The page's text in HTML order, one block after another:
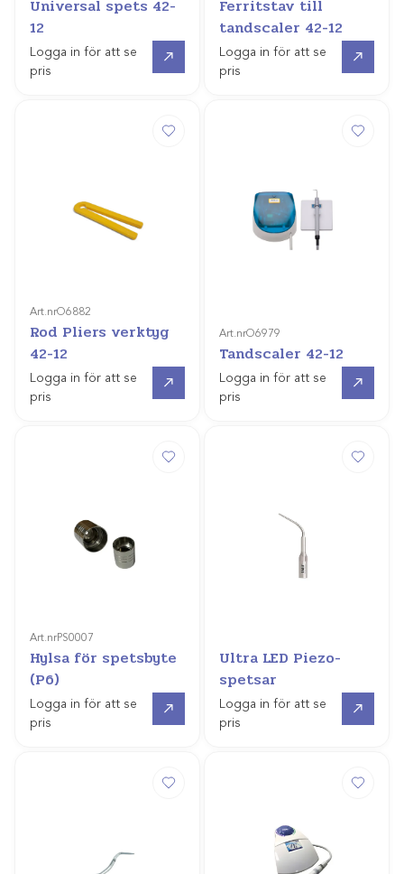
Universal spets 42-
12
Logga in för att se
pris
Ferritstav till
tandscaler 42-12
Logga in för att se
pris
Art.nrO6882
Rod Pliers verktyg
42-12
Logga in för att se
pris
Art.nrO6979
Tandscaler 42-12
Logga in för att se
pris
Art.nrPS0007
Hylsa för spetsbyte
(P6)
Logga in för att se
pris
Ultra LED Piezo-
spetsar
Logga in för att se
pris